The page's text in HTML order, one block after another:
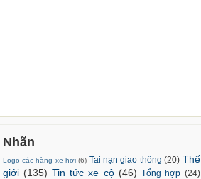
Nhãn
Logo các hãng xe hơi (6) Tai nạn giao thông (20) Thế
giới (135) Tin tức xe cộ (46) Tổng hợp (24)